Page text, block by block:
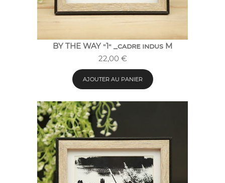
BY THE WAY "1" _cadre indus M
22,00 €
AJOUTER AU PANIER